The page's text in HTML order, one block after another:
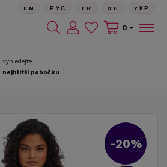
Vyhledejte
nejbližší pobočku
EN РУС FR DE YКР
0
-20%